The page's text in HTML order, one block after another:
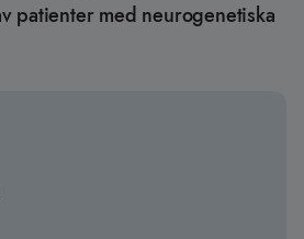
patienter med neurogenetiska